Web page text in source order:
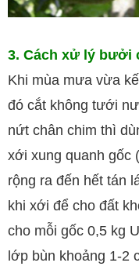
3. Cách xử lý bưởi
Khi mùa mưa vừa
đó cắt không tưới
nứt chân chim thì
xới xung quanh gốc
rộng ra đến hết tán
khi xới để cho đất
cho mỗi gốc 0,5 kg
lớp bùn khoảng 1-2